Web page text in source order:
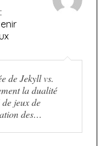
de Jekyll vs.
la dualité
jeux de
des…